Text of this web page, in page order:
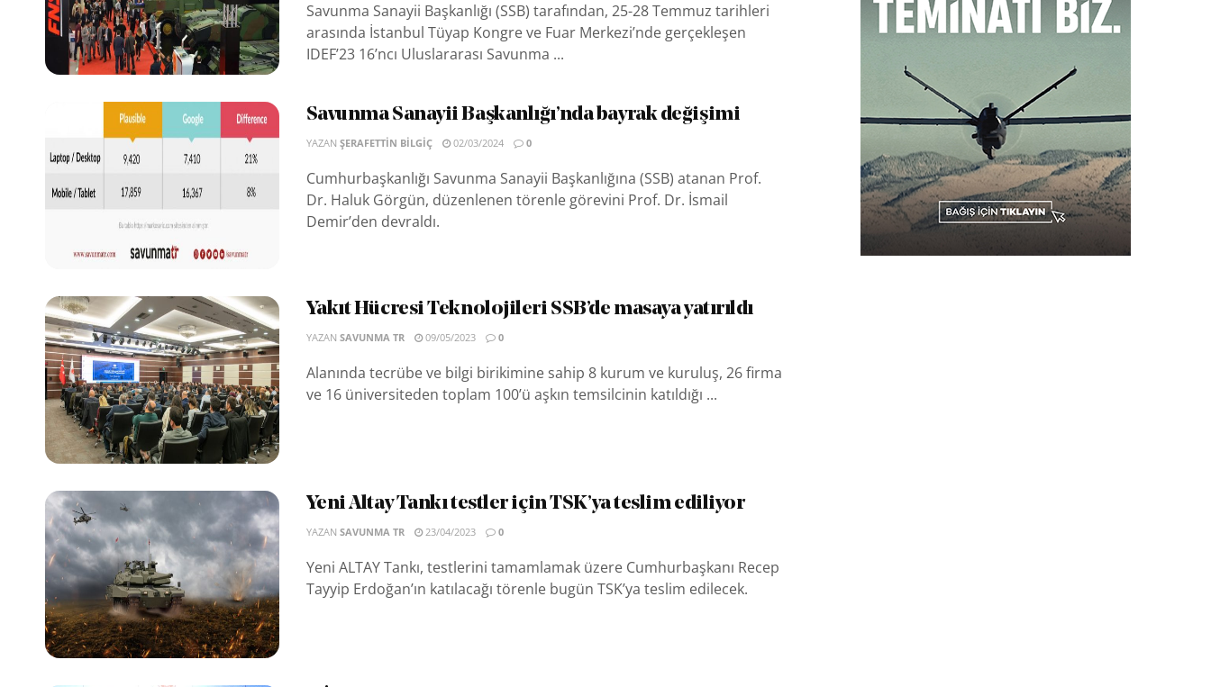
Savunma Sanayii Başkanlığı (SSB) tarafından, 25-28 Temmuz tarihleri
arasında İstanbul Tüyap Kongre ve Fuar Merkezi’nde gerçekleşen
IDEF’23 16’ncı Uluslararası Savunma ...
Savunma Sanayii Başkanlığı’nda bayrak değişimi
YAZAN ŞERAFETTIN BILGIÇ 02/03/2024 0
Cumhurbaşkanlığı Savunma Sanayii Başkanlığına (SSB) atanan Prof.
Dr. Haluk Görgün, düzenlenen törenle görevini Prof. Dr. İsmail
Demir’den devraldı.
Yakıt Hücresi Teknolojileri SSB’de masaya yatırıldı
YAZAN SAVUNMA TR 09/05/2023 0
Alanında tecrübe ve bilgi birikimine sahip 8 kurum ve kuruluş, 26 firma
ve 16 üniversiteden toplam 100’ü aşkın temsilcinin katıldığı ...
Yeni Altay Tankı testler için TSK’ya teslim ediliyor
YAZAN SAVUNMA TR 23/04/2023 0
Yeni ALTAY Tankı, testlerini tamamlamak üzere Cumhurbaşkanı Recep
Tayyip Erdoğan’ın katılacağı törenle bugün TSK’ya teslim edilecek.